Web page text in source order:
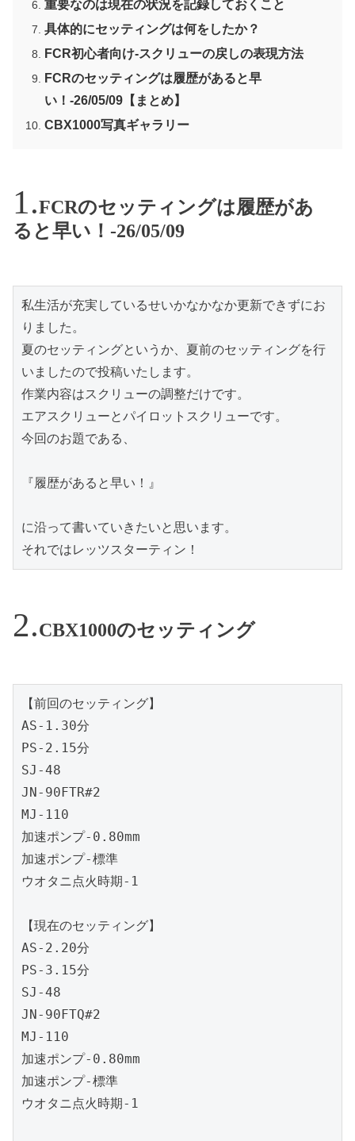
重要なのは現在の状況を記録しておくこと
具体的にセッティングは何をしたか？
FCR初心者向け-スクリューの戻しの表現方法
FCRのセッティングは履歴があると早
い！-26/05/09【まとめ】
CBX1000写真ギャラリー
FCRのセッティングは履歴があ
ると早い！-26/05/09
私生活が充実しているせいかなかなか更新できずにお
りました。
夏のセッティングというか、夏前のセッティングを行
いましたので投稿いたします。
作業内容はスクリューの調整だけです。
エアスクリューとパイロットスクリューです。
今回のお題である、
『履歴があると早い！』
に沿って書いていきたいと思います。
それではレッツスターティン！
CBX1000のセッティング
【前回のセッティング】
AS-1.30分
PS-2.15分
SJ-48
JN-90FTR#2
MJ-110
加速ポンプ-0.80mm
加速ポンプ-標準
ウオタニ点火時期-1
【現在のセッティング】
AS-2.20分
PS-3.15分
SJ-48
JN-90FTQ#2
MJ-110
加速ポンプ-0.80mm
加速ポンプ-標準
ウオタニ点火時期-1